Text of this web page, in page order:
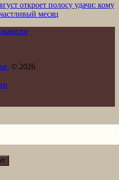
откроет полосу удачи: кому
месяц
© 2026